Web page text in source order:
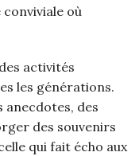
où
activités
les générations.
des
des souvenirs
qui fait écho aux